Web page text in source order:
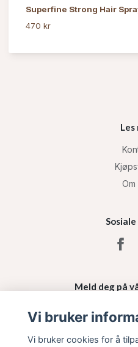
Superfine Strong Hair
470 kr
Les
Om
Meld deg på
Vi bruker
Vi bruker cookies for å